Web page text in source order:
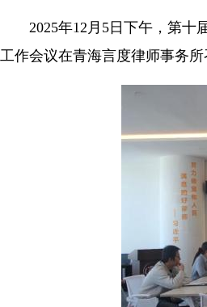
2025年12月5日下午，第十
工作会议在青海言度律师事务所